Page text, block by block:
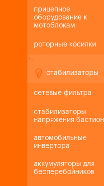
прицепное
оборудование к
мотоблокам
роторные косилки
+-
стабилизаторы
сетевые фильтра
стабилизаторы
напряжения бастион
автомобильные
инвертора
аккумуляторы для
бесперебойников